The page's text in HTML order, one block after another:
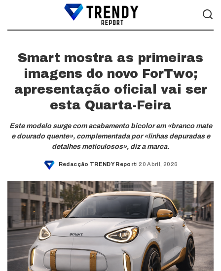
Smart mostra as primeiras
imagens do novo ForTwo;
apresentação oficial vai ser
esta Quarta-Feira
Este modelo surge com acabamento bicolor em «branco mate
e dourado quente», complementada por «linhas depuradas e
detalhes meticulosos», diz a marca.
Posted
Redacção TRENDY Report 20 Abril, 2026